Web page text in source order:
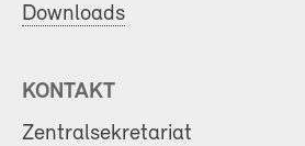
Downloads
KONTAKT
Zentralsekretariat